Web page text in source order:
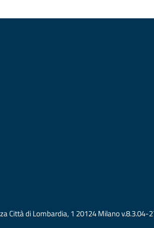
Città di Lombardia, 1 20124 Milano